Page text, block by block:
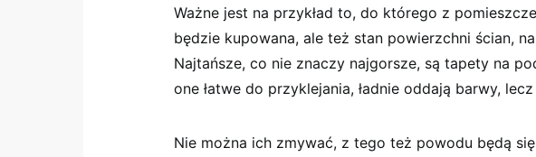
Ważne jest na przykład to, do którego z
będzie kupowana, ale też stan powierzchni ścian,
Najtańsze, co nie znaczy najgorsze, są tapety na
one łatwe do przyklejania, ładnie oddają barwy,
Nie można ich zmywać, z tego też powodu będą